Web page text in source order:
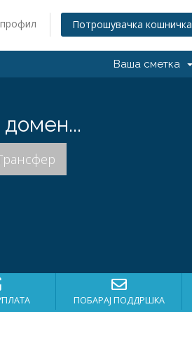
Потрошувачка кошничка
Ваша сметка
ПОБАРАЈ ПОДДРШКА